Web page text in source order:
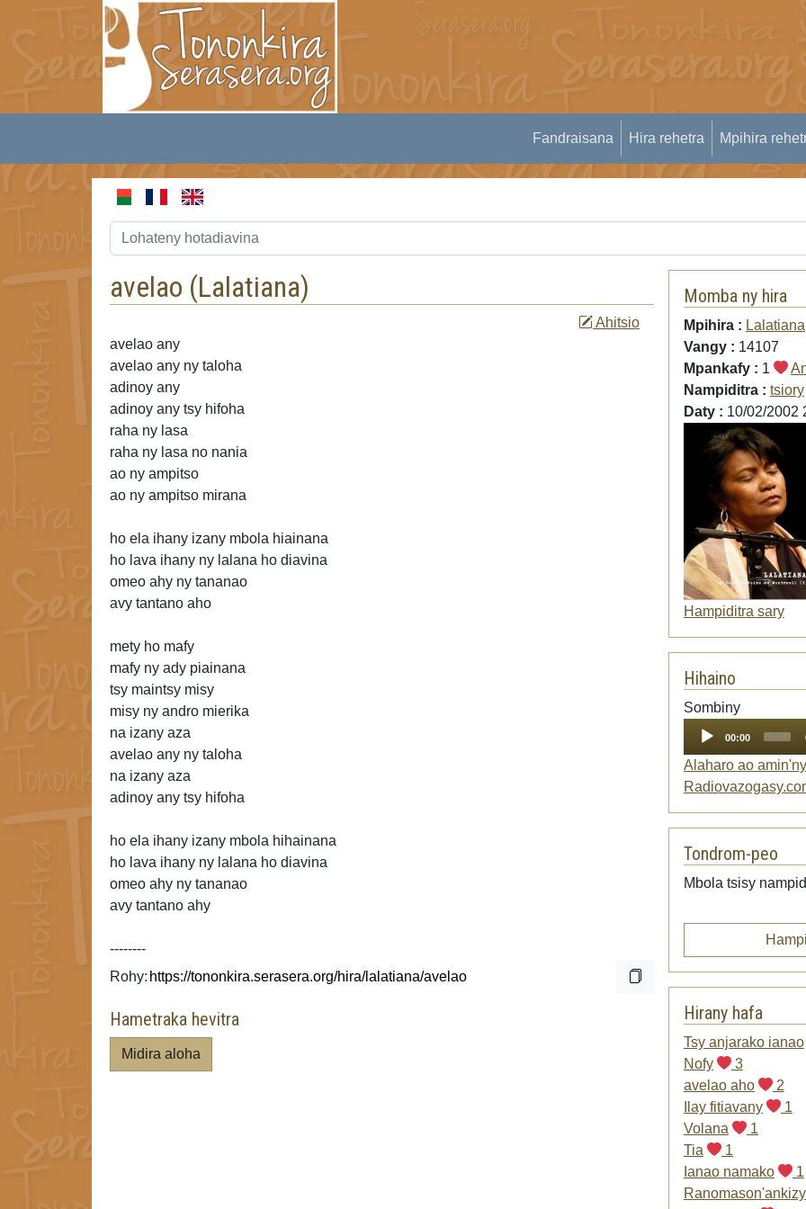
Fandraisana Hira rehetra Mpihira
avelao (Lalatiana)
Ahitsio
avelao any
avelao any ny taloha
adinoy any
adinoy any tsy hifoha
raha ny lasa
raha ny lasa no nania
ao ny ampitso
ao ny ampitso mirana
ho ela ihany izany mbola hiainana
ho lava ihany ny lalana ho diavina
omeo ahy ny tananao
avy tantano aho
mety ho mafy
mafy ny ady piainana
tsy maintsy misy
misy ny andro mierika
na izany aza
avelao any ny taloha
na izany aza
adinoy any tsy hifoha
ho ela ihany izany mbola hihainana
ho lava ihany ny lalana ho diavina
omeo ahy ny tananao
avy tantano ahy
--------
Rohy:
Hametraka hevitra
Midira aloha
Momba ny hira
Mpihira : Lalatiana
Vangy : 14107
Mpankafy : 1
Nampiditra : tsiory
Daty : 10/02/2002
Hampiditra sary
Hihaino
SombinyAudio
00:00
Alaharo ao amin'ny
Tondrom-peo
Mbola tsisy
Hirany hafa
Tsy anjarako ianao
Nofy
3
avelao aho
2
Ilay fitiavany
1
Volana
1
Tia
1
Ianao namako
1
Ranomason'ankizy